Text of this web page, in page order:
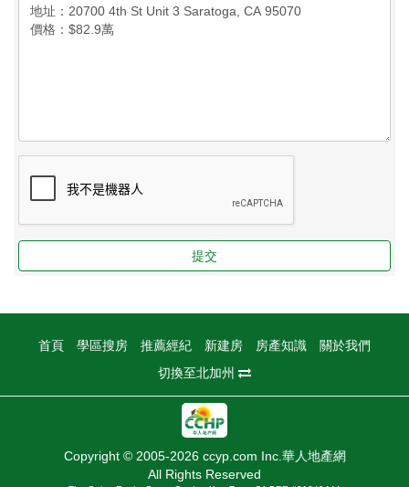
提交
首頁 學區搜房 推薦經紀 新建房 房產知識
關於我們
切換至北加州
Copyright © 2005-2026 ccyp.com Inc.華人地產網
All Rights Reserved